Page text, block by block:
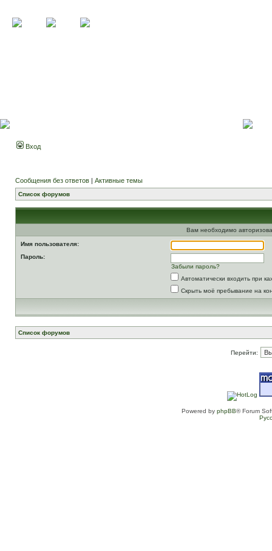
Вход
Сообщения без ответов | Активные темы
Список форумов
Вам необходимо
Имя пользователя:
Пароль:
Забыли пароль?
Автоматически входить при
Скрыть моё пребывание на
Список форумов
Перейти:
Powered by phpBB® Forum